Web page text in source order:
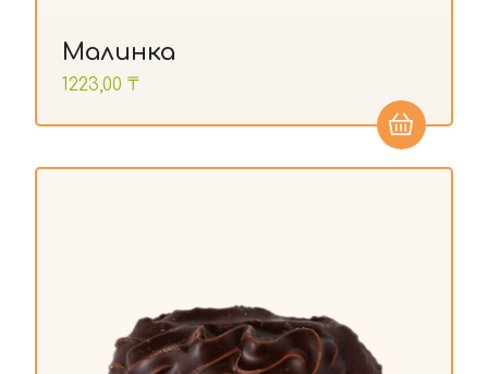
Малинка
1223,00₸